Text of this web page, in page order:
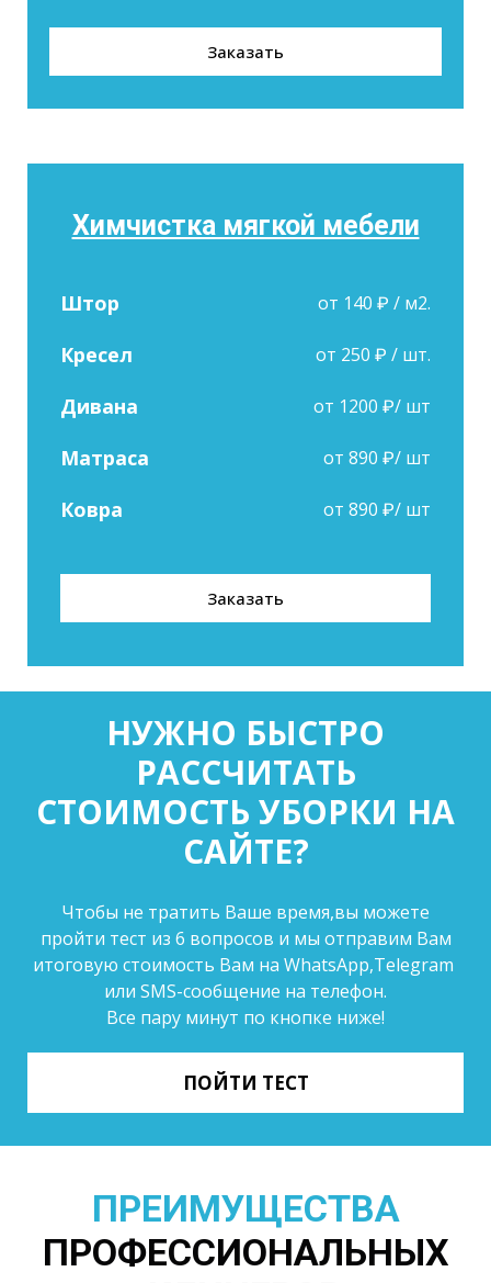
Заказать
Химчистка мягкой мебели
Штор от 140 ₽ / м2.
Кресел от 250 ₽ / шт.
Дивана от 1200 ₽/ шт
Матраса от 890 ₽/ шт
Ковра от 890 ₽/ шт
Заказать
НУЖНО БЫСТРО
РАССЧИТАТЬ
СТОИМОСТЬ УБОРКИ НА
САЙТЕ?
Чтобы не тратить Ваше время,вы можете
пройти тест из 6 вопросов и мы отправим Вам
итоговую стоимость Вам на WhatsApp,Telegram
или SMS-сообщение на телефон.
Все пару минут по кнопке ниже!
ПОЙТИ ТЕСТ
ПРЕИМУЩЕСТВА
ПРОФЕССИОНАЛЬНЫХ